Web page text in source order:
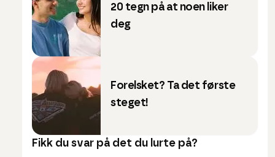
20 tegn på at noen liker
deg
Forelsket? Ta det første
steget!
Fikk du svar på det du lurte på?